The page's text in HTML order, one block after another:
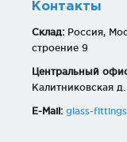
Контакты
Склад: Россия,
строение 9
Центральный
Калитниковская
E-Mail: glass-